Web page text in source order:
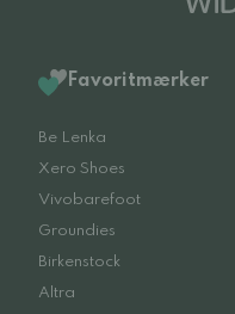
Favoritmærker
Be Lenka
Xero Shoes
Vivobarefoot
Groundies
Birkenstock
Altra